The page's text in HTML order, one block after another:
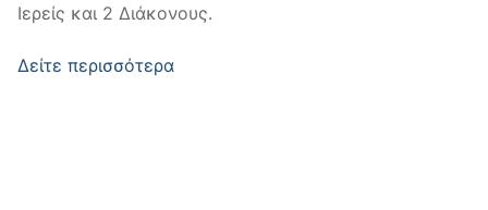
Ιερείς και 2 Διάκονους.
Δείτε περισσότερα